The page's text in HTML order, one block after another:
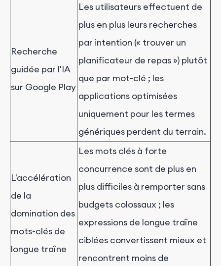
Recherche
guidée par l'IA
sur Google Play
Les utilisateurs effectuent de
plus en plus leurs recherches
par intention (« trouver un
planificateur de repas ») plutôt
que par mot-clé ; les
applications optimisées
uniquement pour les termes
génériques perdent du terrain.
L'accélération
de la
domination des
mots-clés de
longue traîne
Les mots clés à forte
concurrence sont de plus en
plus difficiles à remporter sans
budgets colossaux ; les
expressions de longue traîne
ciblées convertissent mieux et
rencontrent moins de